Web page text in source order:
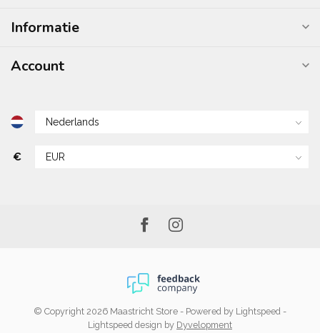
Informatie
Account
€
© Copyright 2026 Maastricht Store - Powered by Lightspeed -
Lightspeed design by Dyvelopment